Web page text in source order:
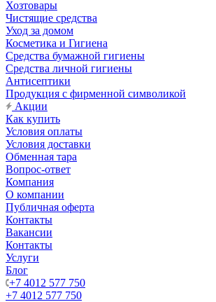
Хозтовары
Чистящие средства
Уход за домом
Косметика и Гигиена
Средства бумажной гигиены
Средства личной гигиены
Антисептики
Продукция с фирменной символикой
Акции
Как купить
Условия оплаты
Условия доставки
Обменная тара
Вопрос-ответ
Компания
О компании
Публичная оферта
Контакты
Вакансии
Контакты
Услуги
Блог
+7 4012 577 750
+7 4012 577 750